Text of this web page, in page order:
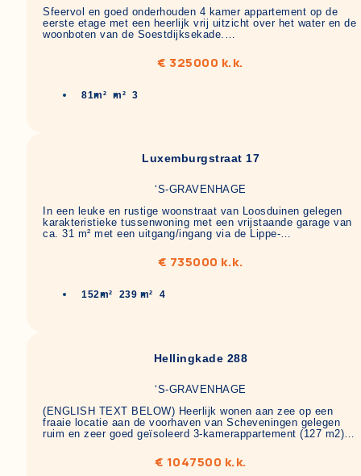
Sfeervol en goed onderhouden 4 kamer appartement op de
eerste etage met een heerlijk vrij uitzicht over het water en de
woonboten van de Soestdijksekade.…
€ 325000 k.k.
81m² m² 3
Luxemburgstraat 17
‘S-GRAVENHAGE
In een leuke en rustige woonstraat van Loosduinen gelegen
karakteristieke tussenwoning met een vrijstaande garage van
ca. 31 m² met een uitgang/ingang via de Lippe-…
€ 735000 k.k.
152m² 239 m² 4
Hellingkade 288
‘S-GRAVENHAGE
(ENGLISH TEXT BELOW) Heerlijk wonen aan zee op een
fraaie locatie aan de voorhaven van Scheveningen gelegen
ruim en zeer goed geïsoleerd 3-kamerappartement (127 m2)…
€ 1047500 k.k.